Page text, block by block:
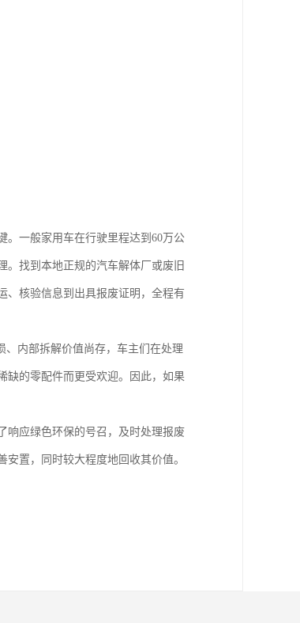
。一般家用车在行驶里程达到60万公
。找到本地正规的汽车解体厂或废旧
、核验信息到出具报废证明，全程有
、内部拆解价值尚存，车主们在处理
缺的零配件而更受欢迎。因此，如果
响应绿色环保的号召，及时处理报废
置，同时较大程度地回收其价值。